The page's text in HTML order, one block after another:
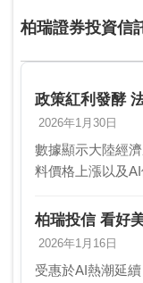
柏瑞證券投資信
政策紅利發酵
2026年1月30日
數據顯示大陸經
料價格上漲以及
續「政策托底、
壓…
柏瑞投信 看好
2026年1月16日
受惠於AI熱潮延